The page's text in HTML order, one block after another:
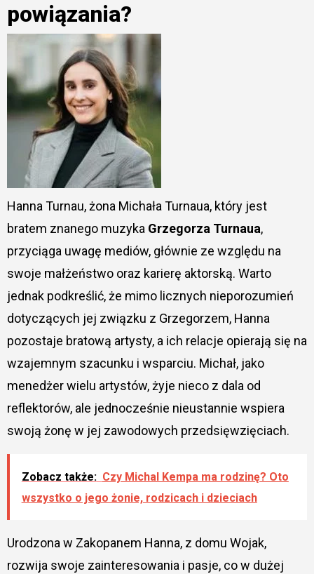
powiązania?
Hanna Turnau, żona Michała Turnaua, który jest
bratem znanego muzyka Grzegorza Turnaua,
przyciąga uwagę mediów, głównie ze względu na
swoje małżeństwo oraz karierę aktorską. Warto
jednak podkreślić, że mimo licznych nieporozumień
dotyczących jej związku z Grzegorzem, Hanna
pozostaje bratową artysty, a ich relacje opierają się na
wzajemnym szacunku i wsparciu. Michał, jako
menedżer wielu artystów, żyje nieco z dala od
reflektorów, ale jednocześnie nieustannie wspiera
swoją żonę w jej zawodowych przedsięwzięciach.
Zobacz także: Czy Michal Kempa ma rodzinę? Oto
wszystko o jego żonie, rodzicach i dzieciach
Urodzona w Zakopanem Hanna, z domu Wojak,
rozwija swoje zainteresowania i pasje, co w dużej